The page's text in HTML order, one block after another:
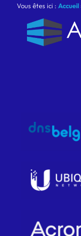
Vous êtes ici : Accueil